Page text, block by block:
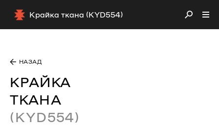
Крайка ткана (KYD554)
НАЗАД
КРАЙКА
ТКАНА
(KYD554)